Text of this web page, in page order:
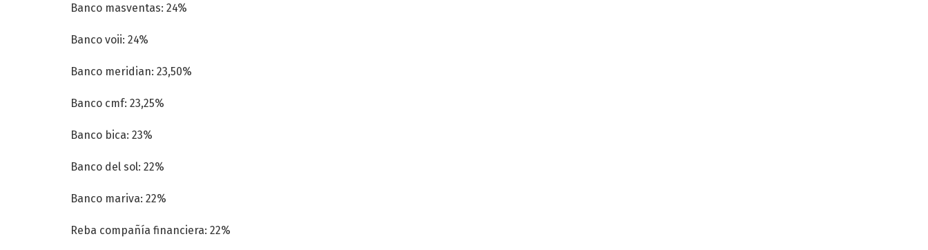
Banco masventas: 24%
Banco voii: 24%
Banco meridian: 23,50%
Banco cmf: 23,25%
Banco bica: 23%
Banco del sol: 22%
Banco mariva: 22%
Reba compañía financiera: 22%